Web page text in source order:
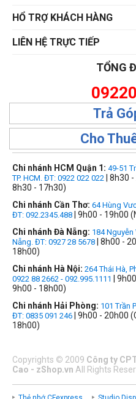
HỔ TRỢ KHÁCH HÀNG
LIÊN HỆ TRỰC TIẾP
TỔNG
Trả
Cho
Chi nhánh HCM Quận 1: 49-51
TP. HCM. ĐT: 0922 022 022 | 8h30
8h30 - 17h30)
Chi nhánh Cần Thơ: 64 Hùng
ĐT: 092.2345.488 | 9h00 - 19h00
Chi nhánh Đà Nẵng: 184 Nguyễn
Nẵng. ĐT: 0927 28 5678 | 8h00 -
18h00)
Chi nhánh Hà Nội: 264 Thái Hà,
0922 88 2662 - 092.995.1111
|
9h00 - 18h00)
Chi nhánh Hải Phòng: 101 Trần
ĐT: 0835 091 246 | 9h00 - 20h00
18h00)
Copyrights © 2009 Công ty
Cao - zShop.vn All Rights